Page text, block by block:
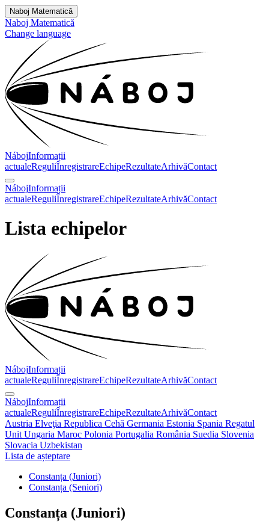
Naboj Matematică
Naboj Matematică
Change language
NábojInformații
actualeReguliÎnregistrareEchipeRezultateArhivăContact
NábojInformații
actualeReguliÎnregistrareEchipeRezultateArhivăContact
Lista echipelor
NábojInformații
actualeReguliÎnregistrareEchipeRezultateArhivăContact
NábojInformații
actualeReguliÎnregistrareEchipeRezultateArhivăContact
Austria Elveţia Republica Cehă Germania Estonia Spania Regatul
Unit Ungaria Maroc Polonia Portugalia România Suedia Slovenia
Slovacia Uzbekistan
Lista de așteptare
Constanța (Juniori)
Constanța (Seniori)
Constanța (Juniori)